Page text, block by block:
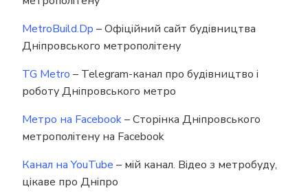
MetroBuild.Dp – Офіційний сайт будівництва
Дніпровського метрополітену
TG Metro – Telegram-канал про будівництво і
роботу Дніпровського метро
Метро на Facebook– Сторінка Дніпровського
метрополітену на Facebook
Канал на YouTube – мій канал. Відео з метробуду,
цікаве про Дніпро